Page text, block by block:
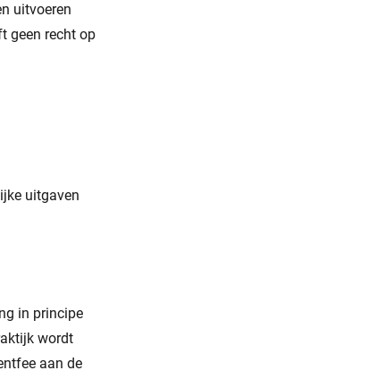
uitvoeren
geen recht op
uitgaven
in principe
wordt
aan de